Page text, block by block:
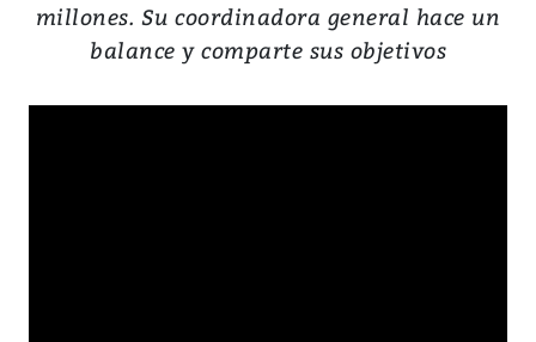
millones. Su coordinadora general hace un
balance y comparte sus objetivos